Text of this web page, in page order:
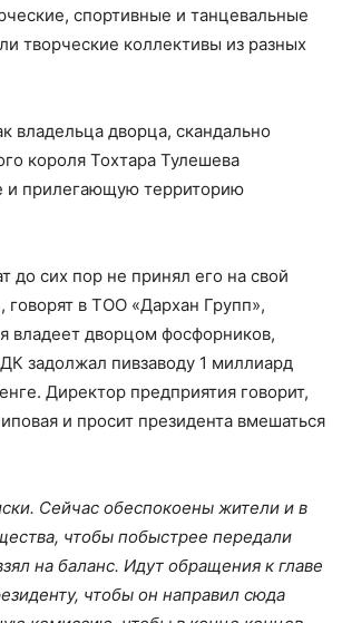
спортивные и танцевальные
творческие коллективы из разных
владельца дворца, скандально
короля Тохтара Тулешева
и прилегающую территорию
до сих пор не принял его на свой
говорят в ТОО «Дархан Групп»,
владеет дворцом фосфорников,
задолжал пивзаводу 1 миллиард
Директор предприятия говорит,
и просит президента вмешаться
Сейчас обеспокоены жители и в
чтобы побыстрее передали
на баланс. Идут обращения к главе
чтобы он направил сюда